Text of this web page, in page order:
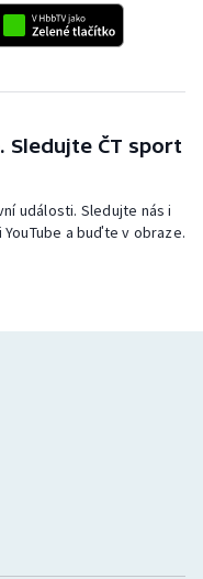
Sledujte ČT sport
události. Sledujte nás i
a buďte v obraze.